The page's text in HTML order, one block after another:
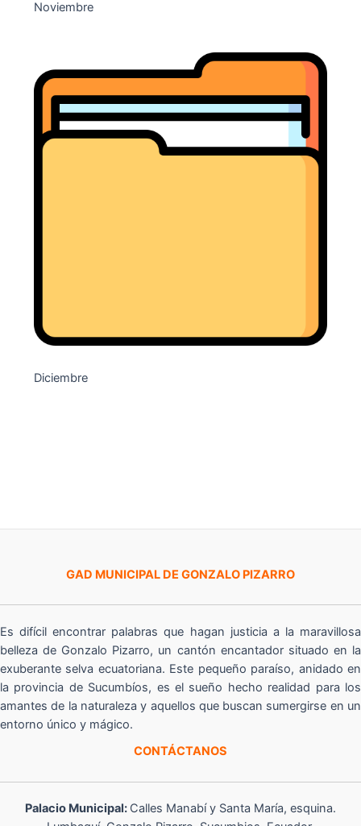
Noviembre
Diciembre
GAD MUNICIPAL DE GONZALO PIZARRO
Es difícil encontrar palabras que hagan justicia a la maravillosa
belleza de Gonzalo Pizarro, un cantón encantador situado en la
exuberante selva ecuatoriana. Este pequeño paraíso, anidado en
la provincia de Sucumbíos, es el sueño hecho realidad para los
amantes de la naturaleza y aquellos que buscan sumergirse en un
entorno único y mágico.
CONTÁCTANOS
Palacio Municipal: Calles Manabí y Santa María, esquina.